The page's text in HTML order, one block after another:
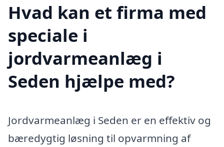
Hvad kan et firma med
speciale i
jordvarmeanlæg i
Seden hjælpe med?
Jordvarmeanlæg i Seden er en effektiv og
bæredygtig løsning til opvarmning af